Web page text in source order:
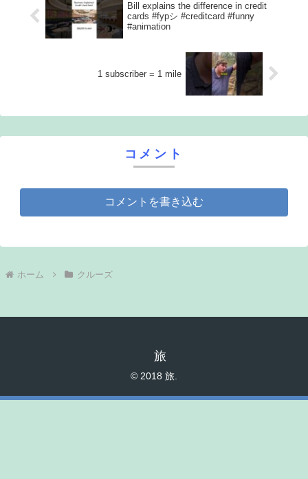
Bill explains the difference in credit
cards #fypシ #creditcard #funny
#animation
1 subscriber = 1 mile
コメント
コメントを書き込む
ホーム クルーズ
旅
© 2018 旅.